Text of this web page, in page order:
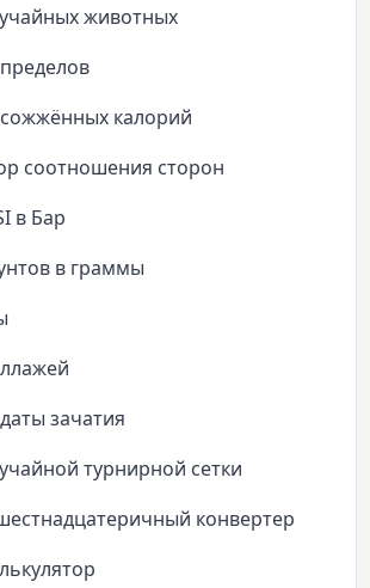
животных
калорий
соотношения сторон
в Бар
в граммы
зачатия
турнирной сетки
конвертер